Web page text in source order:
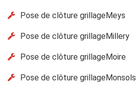
Pose de clôture grillageMeys
Pose de clôture grillageMillery
Pose de clôture grillageMoire
Pose de clôture grillageMonsols